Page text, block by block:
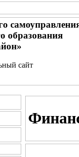
образования
сайт